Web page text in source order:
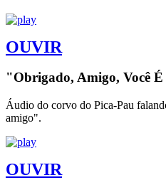
OUVIR
"Obrigado, Amigo, Você
Áudio do corvo do Pica-Pau
amigo".
OUVIR